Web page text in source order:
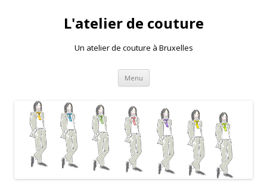
L'atelier de couture
Un atelier de couture à Bruxelles
Menu Aller au contenu principal